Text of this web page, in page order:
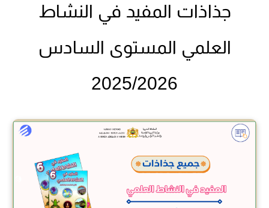
جذاذات المفيد في النشاط
العلمي المستوى السادس
2025/2026